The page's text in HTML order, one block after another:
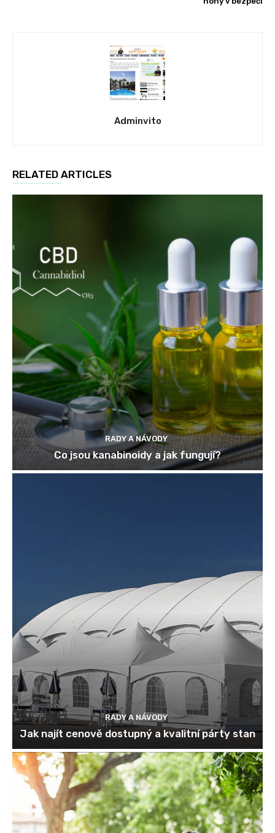
Adminvito
RELATED ARTICLES
RADY A NÁVODY
Co jsou kanabinoidy a jak fungují?
RADY A NÁVODY
Jak najít cenově dostupný a kvalitní párty stan